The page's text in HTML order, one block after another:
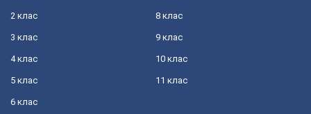
2 клас
3 клас
4 клас
5 клас
6 клас
8 клас
9 клас
10 клас
11 клас